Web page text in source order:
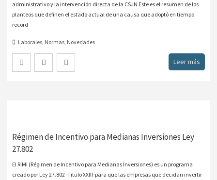
administrativo y la intervención directa de la CSJN Este es el resumen de los
planteos que definen el estado actual de una causa que adoptó en tiempo
record
Laborales, Normas, Novedades
Leer más
Régimen de Incentivo para Medianas Inversiones Ley
27.802
El RIMI (Régimen de Incentivo para Medianas Inversiones) es un programa
creado por Ley 27.802 -Titulo XXIII-para que las empresas que decidan invertir